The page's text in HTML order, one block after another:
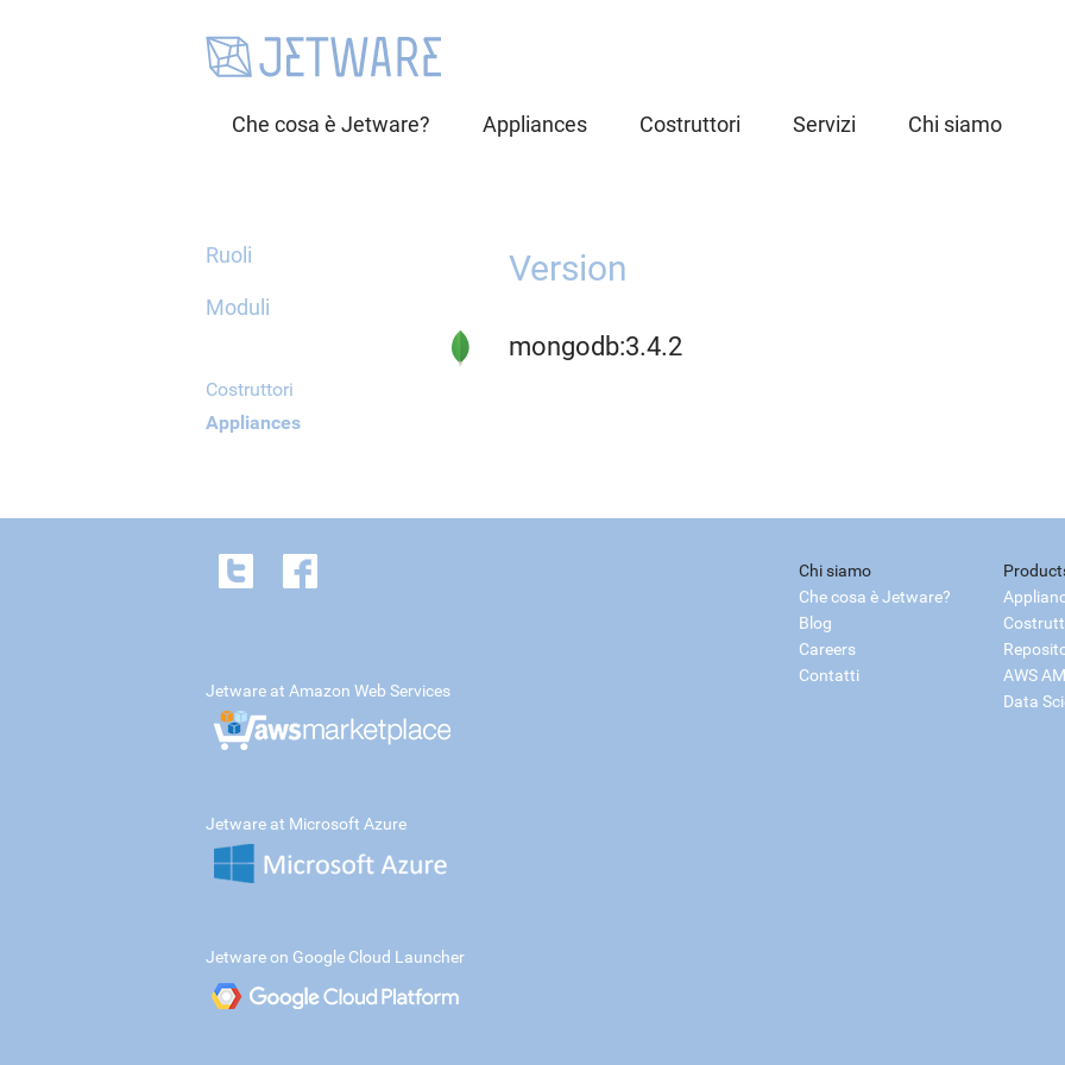
Che cosa è Jetware? Appliances Costruttori Servizi Chi siamo
Ruoli
Moduli
Costruttori
Appliances
Version
mongodb:3.4.2
Chi siamo
Che cosa è Jetware?
Blog
Careers
Contatti
AWS
Data
Jetware at Amazon Web Services
Jetware at Microsoft Azure
Jetware on Google Cloud Launcher